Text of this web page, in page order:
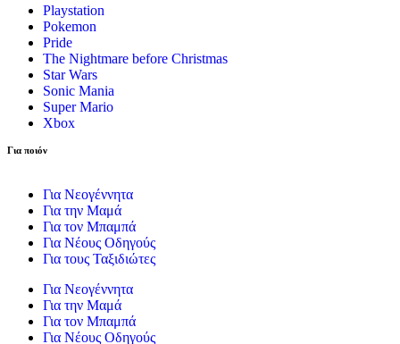
Playstation
Pokemon
Pride
The Nightmare before Christmas
Star Wars
Sonic Mania
Super Mario
Xbox
Για ποιόν
Για Νεογέννητα
Για την Μαμά
Για τον Μπαμπά
Για Νέους Οδηγούς
Για τους Ταξιδιώτες
Για Νεογέννητα
Για την Μαμά
Για τον Μπαμπά
Για Νέους Οδηγούς